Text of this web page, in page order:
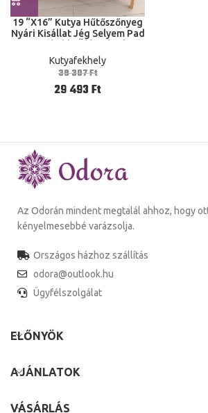
19 “X16” Kutya Hűtőszőnyeg
Nyári Kisállat Jég Selyem Pad
Hálószobás Kennel Kicsi
Meduim Kutyák Macska
Kutyafekhely
39 307Ft
29 493Ft
Az Odorán mindent megtalál ahhoz, hogy
kényelmesebbé varázsolja.
Országos házhoz szállítás
odora@outlook.hu
Ügyfélszolgálat
ELŐNYÖK
AJÁNLATOK
VÁSÁRLÁS